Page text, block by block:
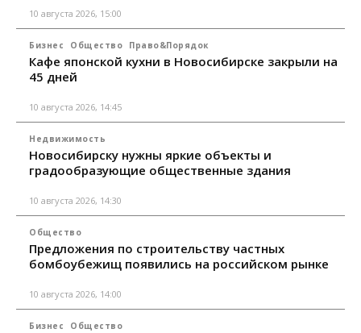
10 августа 2026, 15:00
Бизнес Общество Право&Порядок
Кафе японской кухни в Новосибирске закрыли на
45 дней
10 августа 2026, 14:45
Недвижимость
Новосибирску нужны яркие объекты и
градообразующие общественные здания
10 августа 2026, 14:30
Общество
Предложения по строительству частных
бомбоубежищ появились на российском рынке
10 августа 2026, 14:00
Бизнес Общество